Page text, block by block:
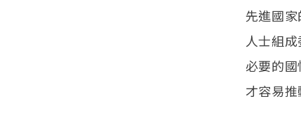
先進國
人士組
必要的
才容易